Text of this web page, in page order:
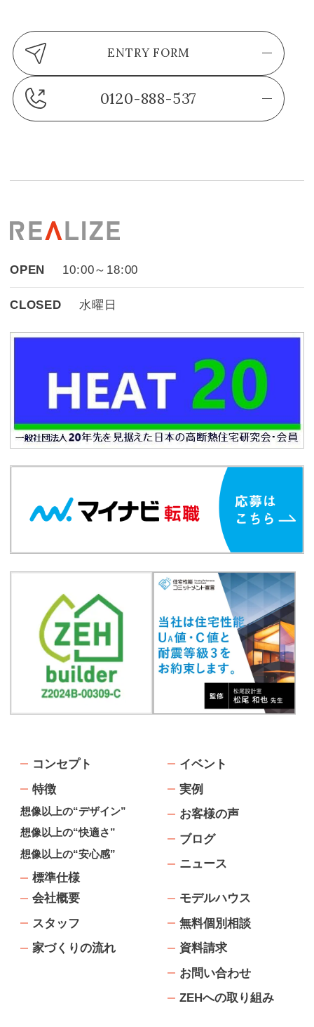
ENTRY FORM
0120-888-537
OPEN 10:00～18:00
CLOSED 水曜日
コンセプト
特徴
想像以上の“デザイン”
想像以上の“快適さ”
想像以上の“安心感”
標準仕様
会社概要
スタッフ
家づくりの流れ
イベント
実例
お客様の声
ブログ
ニュース
モデルハウス
無料個別相談
資料請求
お問い合わせ
ZEHへの取り組み